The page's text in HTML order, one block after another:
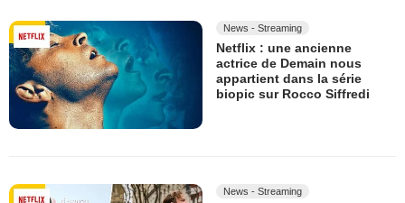
News - Streaming
Netflix : une ancienne
actrice de Demain nous
appartient dans la série
biopic sur Rocco Siffredi
News - Streaming